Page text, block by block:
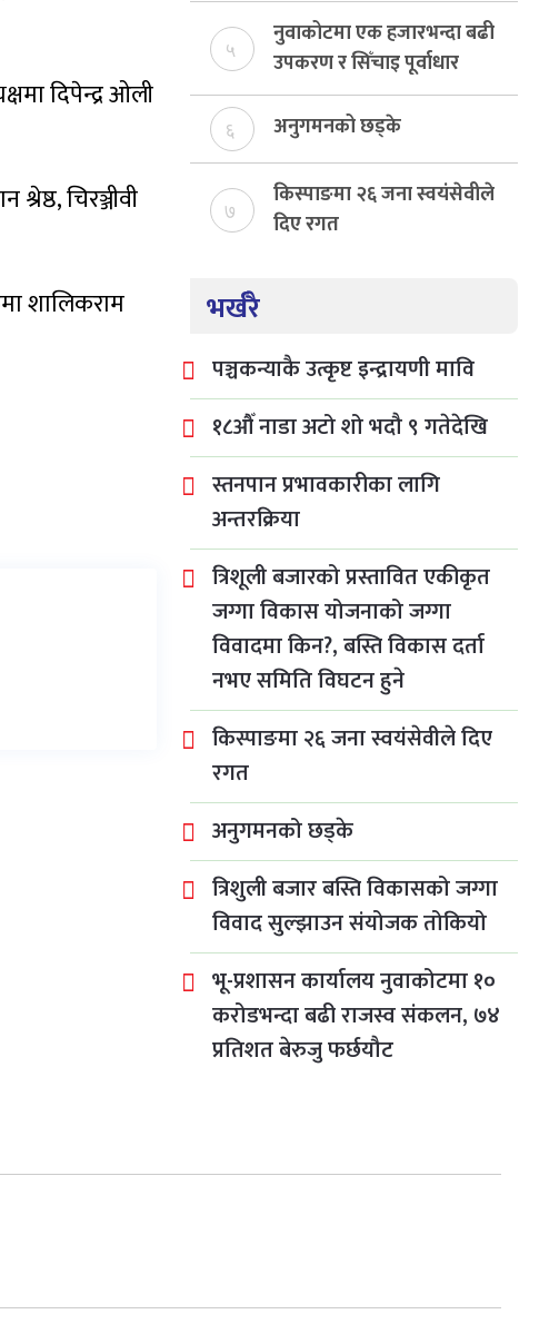
दिपेन्द्र ओली
चिरञ्जीवी
शालिकराम
बेरुजु फर्छयौट
५
नुवाकोटमा एक हजारभन्दा बढी
उपकरण र सिँचाइ पूर्वाधार
निर्माण
६ अनुगमनको छड्के
७
किस्पाङमा २६ जना स्वयंसेवीले
दिए रगत
भर्खरै
पञ्चकन्याकै उत्कृष्ट इन्द्रायणी मावि
१८औँ नाडा अटो शो भदौ ९ गतेदेखि
स्तनपान प्रभावकारीका लागि
अन्तरक्रिया
त्रिशूली बजारको प्रस्तावित एकीकृत
जग्गा विकास योजनाको जग्गा
विवादमा किन?, बस्ति विकास दर्ता
नभए समिति विघटन हुने
किस्पाङमा २६ जना स्वयंसेवीले दिए
रगत
अनुगमनको छड्के
त्रिशुली बजार बस्ति विकासको जग्गा
विवाद सुल्झाउन संयोजक तोकियो
भू-प्रशासन कार्यालय नुवाकोटमा १०
करोडभन्दा बढी राजस्व संकलन, ७४
प्रतिशत बेरुजु फर्छयौट